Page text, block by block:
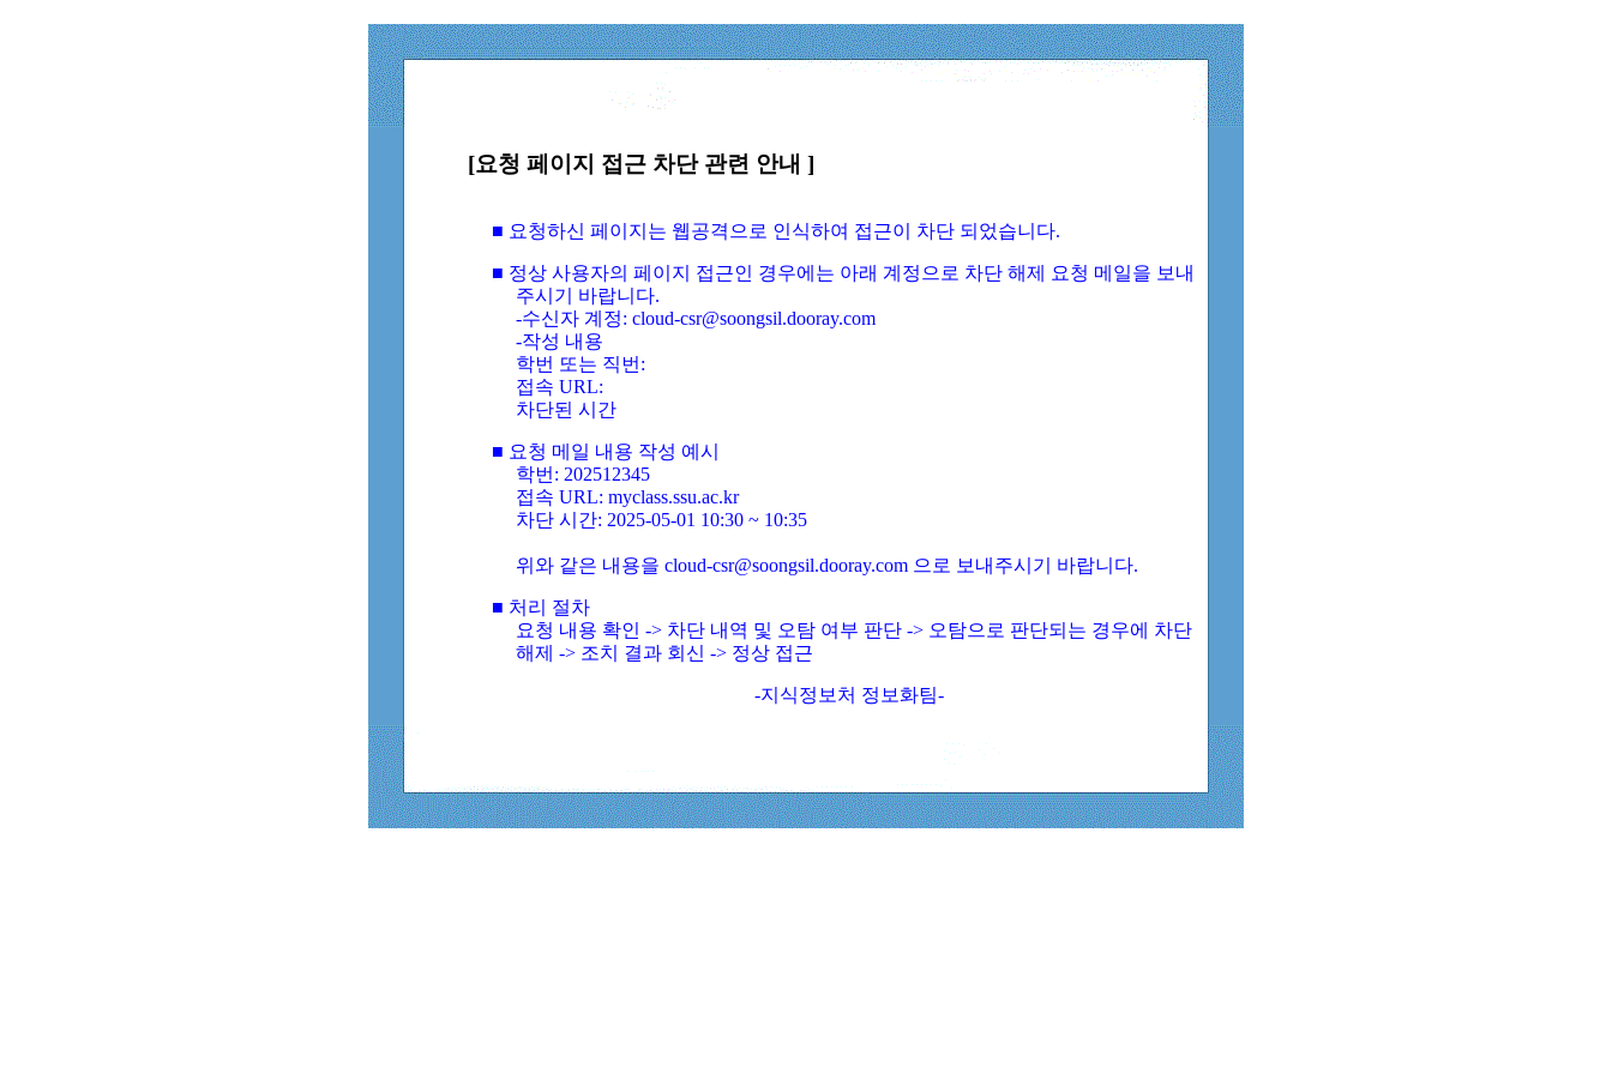
[요청 페이지 접근 차단 관련 안내 ]
■ 요청하신 페이지는 웹공격으로 인식하여 접근이 차단 되었습니다.
■ 정상 사용자의 페이지 접근인 경우에는 아래 계정으로 차단 해제 요청 메일을 보내
주시기 바랍니다.
-수신자 계정: cloud-csr@soongsil.dooray.com
-작성 내용
학번 또는 직번:
접속 URL:
차단된 시간
■ 요청 메일 내용 작성 예시
학번: 202512345
접속 URL: myclass.ssu.ac.kr
차단 시간: 2025-05-01 10:30 ~ 10:35
위와 같은 내용을 cloud-csr@soongsil.dooray.com 으로 보내주시기 바랍니다.
■ 처리 절차
요청 내용 확인 -> 차단 내역 및 오탐 여부 판단 -> 오탐으로 판단되는 경우에 차단
해제 -> 조치 결과 회신 -> 정상 접근
-지식정보처 정보화팀-